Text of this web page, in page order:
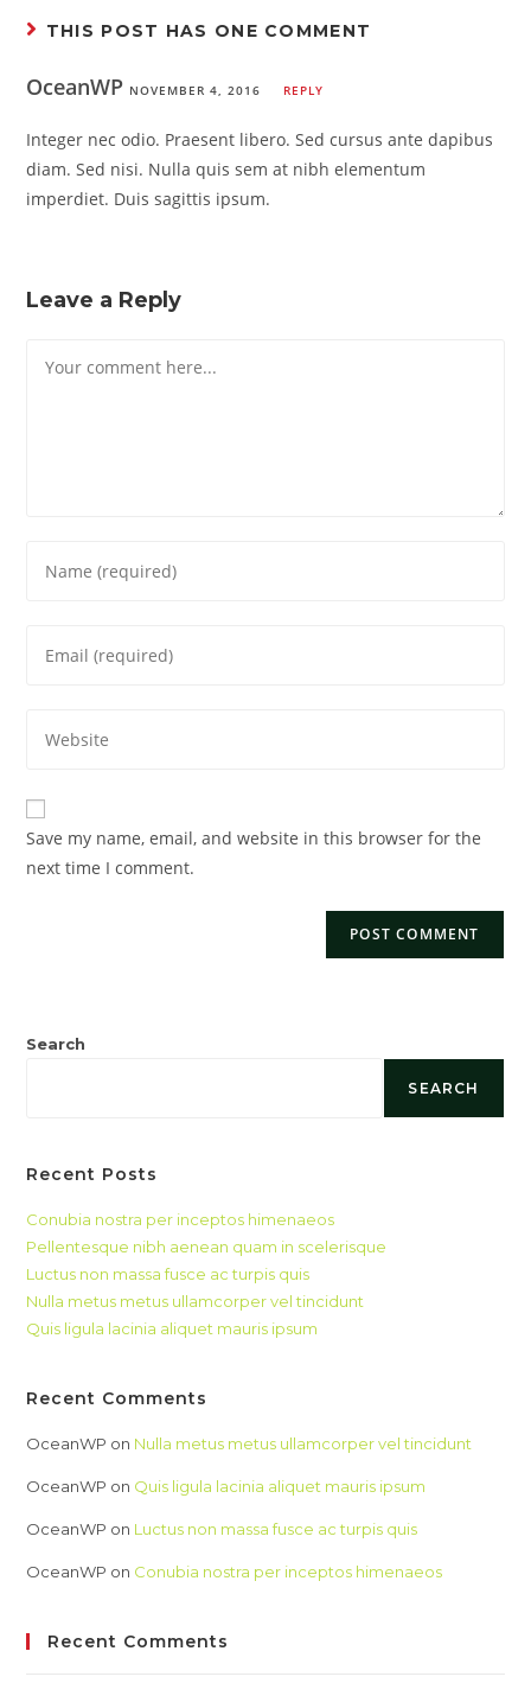
THIS POST HAS ONE COMMENT
OceanWP NOVEMBER 4, 2016 REPLY
Integer nec odio. Praesent libero. Sed cursus ante dapibus
diam. Sed nisi. Nulla quis sem at nibh elementum
imperdiet. Duis sagittis ipsum.
Leave a Reply
Save my name, email, and website in this browser for the
next time I comment.
Search
SEARCH
Recent Posts
Conubia nostra per inceptos himenaeos
Pellentesque nibh aenean quam in scelerisque
Luctus non massa fusce ac turpis quis
Nulla metus metus ullamcorper vel tincidunt
Quis ligula lacinia aliquet mauris ipsum
Recent Comments
OceanWP on Nulla metus metus ullamcorper vel tincidunt
OceanWP on Quis ligula lacinia aliquet mauris ipsum
OceanWP on Luctus non massa fusce ac turpis quis
OceanWP on Conubia nostra per inceptos himenaeos
Recent Comments